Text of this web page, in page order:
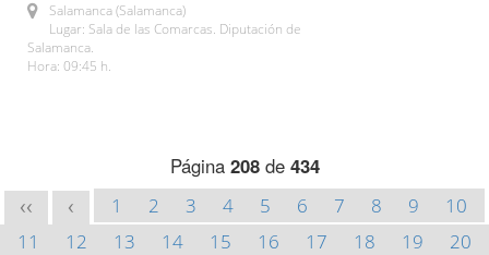
Salamanca (Salamanca)
Lugar: Sala de las Comarcas. Diputación de
Salamanca.
Hora: 09:45 h.
Página 208de 434
<< < 1 2 3 4 5 6 7 8 9
10
11
12 13 14 15 16 17 18 19
20